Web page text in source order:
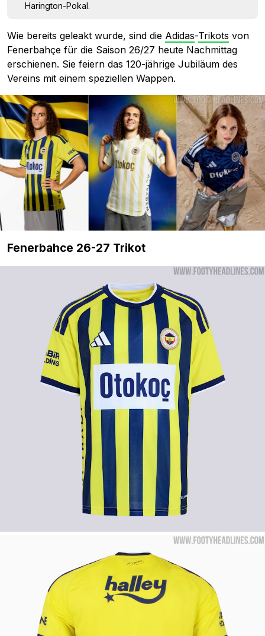
Harington-Pokal.
Wie bereits geleakt wurde, sind die Adidas-Trikots von
Fenerbahçe für die Saison 26/27 heute Nachmittag
erschienen. Sie feiern das 120-jährige Jubiläum des
Vereins mit einem speziellen Wappen.
Fenerbahce 26-27 Trikot